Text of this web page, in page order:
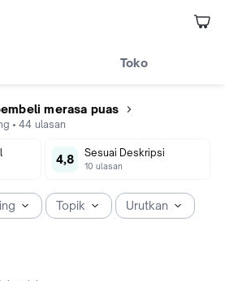
Toko
merasa puas
• 44 ulasan
4,8 Sesuai Deskripsi
10 ulasan
Topik Urutkan